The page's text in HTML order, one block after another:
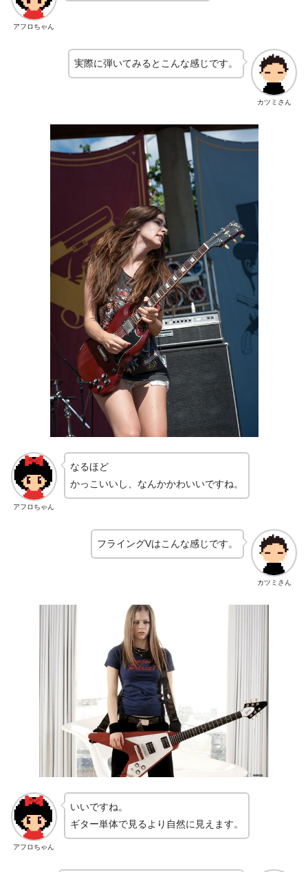
アフロちゃん
カツミさん
実際に弾いてみるとこんな感じです。
アフロちゃん
なるほど
かっこいいし、なんかかわいいですね。
カツミさん
フライングVはこんな感じです。
アフロちゃん
いいですね。
ギター単体で見るより自然に見えます。